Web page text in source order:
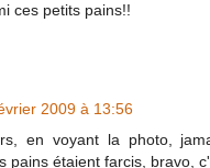
ces petits pains!!
2009 à 13:56
en voyant la photo,
pains étaient farcis, bravo,